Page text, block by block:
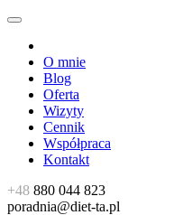
O mnie
Blog
Oferta
Wizyty
Cennik
Współpraca
Kontakt
+48 880 044 823
poradnia@diet-ta.pl